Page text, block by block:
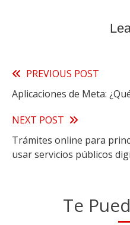
Read
more
articles
PREVIOUS POST
Aplicaciones de Meta:
NEXT POST
Trámites online para
usar servicios públicos
Te